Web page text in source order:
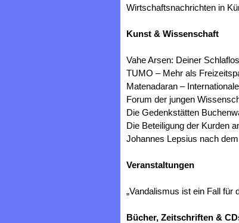
Wirtschaftsnachrichten in
Kunst & Wissenschaft
Vahe Arsen: Deiner
TUMO – Mehr als
Matenadaran –
Forum der jungen
Die Gedenkstätten
Die Beteiligung der Kurden
Johannes Lepsius nach
Veranstaltungen
„Vandalismus ist ein Fall für
Bücher, Zeitschriften &